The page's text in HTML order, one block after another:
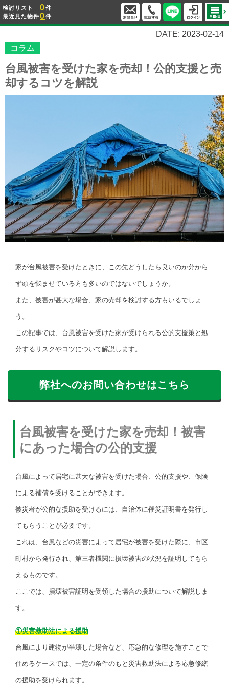
検討リスト 0件
最近見た物件0件
DATE: 2023-02-14
コラム
台風被害を受けた家を売却！公的支援と売
却するコツを解説
家が台風被害を受けたときに、この先どうしたら良いのか分から
ず頭を悩ませている方も多いのではないでしょうか。
また、被害が甚大な場合、家の売却を検討する方もいるでしょ
う。
この記事では、台風被害を受けた家が受けられる公的支援策と処
分するリスクやコツについて解説します。
弊社へのお問い合わせはこちら
台風被害を受けた家を売却！被害
にあった場合の公的支援
台風によって居宅に甚大な被害を受けた場合、公的支援や、保険
による補償を受けることができます。
被災者が公的な援助を受けるには、自治体に罹災証明書を発行し
てもらうことが必要です。
これは、台風などの災害によって居宅が被害を受けた際に、市区
町村から発行され、第三者機関に損壊被害の状況を証明してもら
えるものです。
ここでは、損壊被害証明を受領した場合の援助について解説しま
す。
①災害救助法による援助
台風により建物が半壊した場合など、応急的な修理を施すことで
住めるケースでは、一定の条件のもと災害救助法による応急修繕
の援助を受けられます。